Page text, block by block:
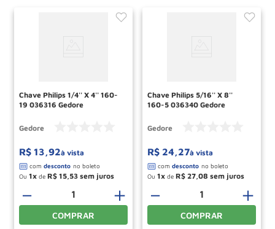
Chave Philips 1/4'' X 4'' 160-
19 036316 Gedore
Gedore
R$ 13,92à vista
Ou 1 de R$ 15,53
＋
－
COMPRAR
Chave Philips 5/16'' X 8''
160-5 036340 Gedore
Gedore
R$ 24,27à vista
Ou 1 de R$ 27,08
＋
－
COMPRAR